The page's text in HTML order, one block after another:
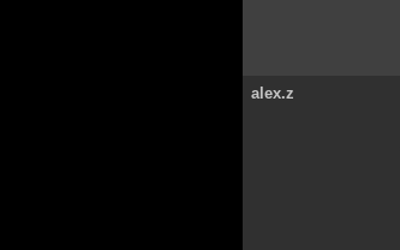
alex.z